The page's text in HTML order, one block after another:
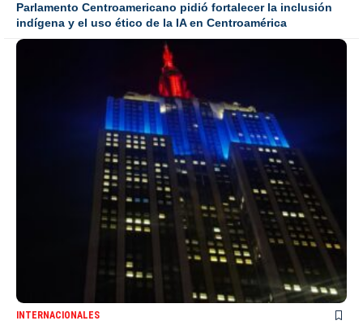
Parlamento Centroamericano pidió fortalecer la inclusión
indígena y el uso ético de la IA en Centroamérica
INTERNACIONALES